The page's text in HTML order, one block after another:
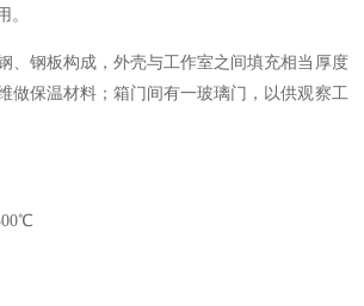
。
、钢板构成，外壳与工作室之间填充相当厚度
做保温材料；箱门间有一玻璃门，以供观察工